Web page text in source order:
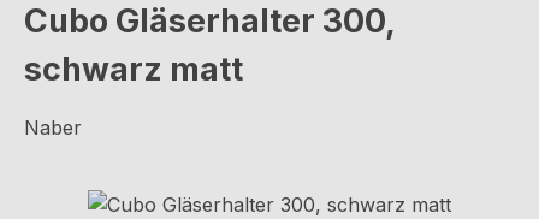
Cubo Gläserhalter 300,
schwarz matt
Naber
Bildergalerie überspringen